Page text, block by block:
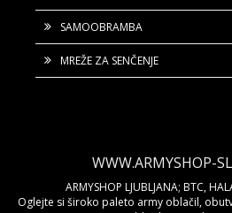
SAMOOBRAMBA
MREŽE ZA SENČENJE
WWW.ARMYSHOP-
ARMYSHOP LJUBLJANA; BTC,
Oglejte si široko paleto army oblačil,